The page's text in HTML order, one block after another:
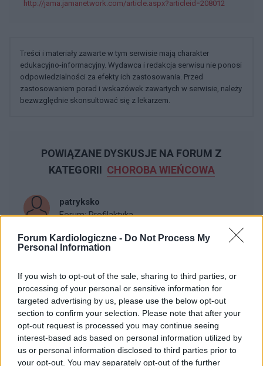
Forum Kardiologiczne - Do Not Process My
Personal Information
If you wish to opt-out of the sale, sharing to third parties, or
processing of your personal or sensitive information for
targeted advertising by us, please use the below opt-out
section to confirm your selection. Please note that after your
opt-out request is processed you may continue seeing
interest-based ads based on personal information utilized by
us or personal information disclosed to third parties prior to
your opt-out. You may separately opt-out of the further
http://jama.jamanetwork.com/article.aspx?articleid=208012
Treści i materiały zawarte w tym serwisie mają charakter
edukacyjno-informacyjny. Wydawca i redakcja serwisu nie ponosi
odpowiedzialności za efekty ich zastosowania. Przed
zastosowaniem porad i wskazówek zawartych w serwisie, należy
bezwzględnie skonsultować się z lekarzem.
POWIĄZANE DYSKUSJE NA FORUM Z
KATEGORII CHOROBA WIEŃCOWA
patryksko
Forum:Profilaktyka
Witam, od jakiegoś czasu jestem na escitalopramie
actavis 10mg i od 2 dni zwiększyłem dawke do 15mg.
EKG które przesyłam sprawiło wiele problemów bo
ciężko odczytać odstęp QT a kardiolog go nie podał...
gość